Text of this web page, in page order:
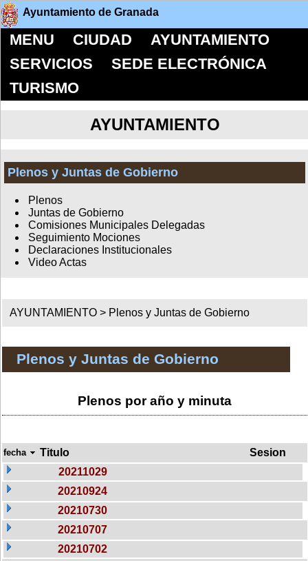
Ayuntamiento de Granada
MENU CIUDAD
AYUNTAMIENTO
SERVICIOS
SEDE ELECTRÓNICA
TURISMO
AYUNTAMIENTO
Plenos y Juntas de Gobierno
Plenos
Juntas de Gobierno
Comisiones Municipales Delegadas
Seguimiento Mociones
Declaraciones Institucionales
Video Actas
AYUNTAMIENTO > Plenos y Juntas de Gobierno
Plenos y Juntas de Gobierno
Plenos por año y minuta
fecha Titulo
Sesion
20211029
20210924
20210730
20210707
20210702